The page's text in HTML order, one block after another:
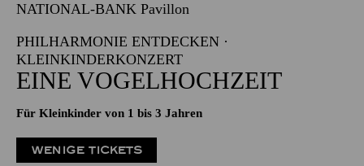
NATIONAL-BANK Pavillon
PHILHARMONIE ENTDECKEN ·
KLEINKINDERKONZERT
EINE VOGELHOCHZEIT
Für Kleinkinder von 1 bis 3 Jahren
WENIGE TICKETS